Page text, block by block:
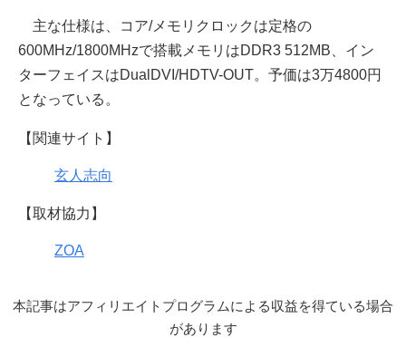
主な仕様は、コア/メモリクロックは定格の
600MHz/1800MHzで搭載メモリはDDR3 512MB、イン
ターフェイスはDualDVI/HDTV-OUT。予価は3万4800円
となっている。
【関連サイト】
玄人志向
【取材協力】
ZOA
本記事はアフィリエイトプログラムによる収益を得ている場合
があります